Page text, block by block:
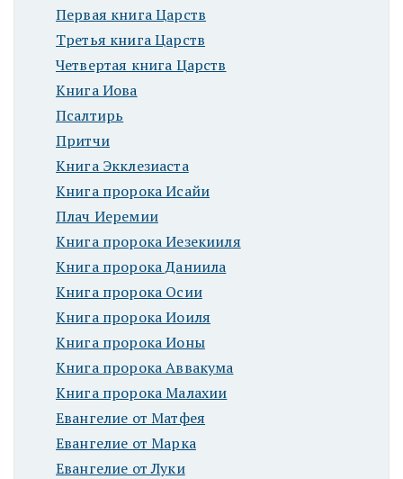
Первая книга Царств
Третья книга Царств
Четвертая книга Царств
Книга Иова
Псалтирь
Притчи
Книга Экклезиаста
Книга пророка Исайи
Плач Иеремии
Книга пророка Иезекииля
Книга пророка Даниила
Книга пророка Осии
Книга пророка Иоиля
Книга пророка Ионы
Книга пророка Аввакума
Книга пророка Малахии
Евангелие от Матфея
Евангелие от Марка
Евангелие от Луки